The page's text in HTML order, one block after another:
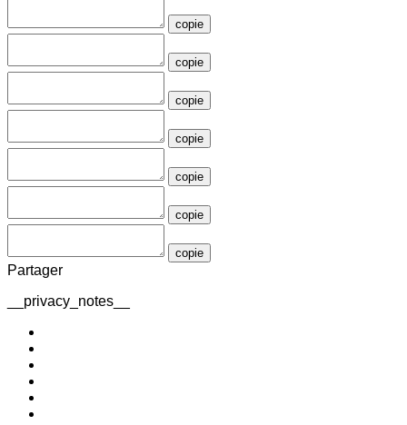
copie
copie
copie
copie
copie
copie
copie
Partager
__privacy_notes__